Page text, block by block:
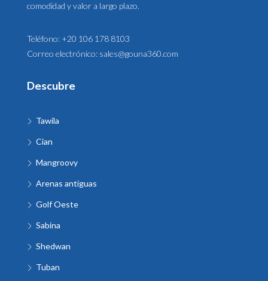
comodidad y valor a largo plazo.
Teléfono: +20 106 178 8103
Correo electrónico: sales@gouna360.com
Descubre
Tawila
Cian
Mangroovy
Arenas antiguas
Golf Oeste
Sabina
Shedwan
Tuban